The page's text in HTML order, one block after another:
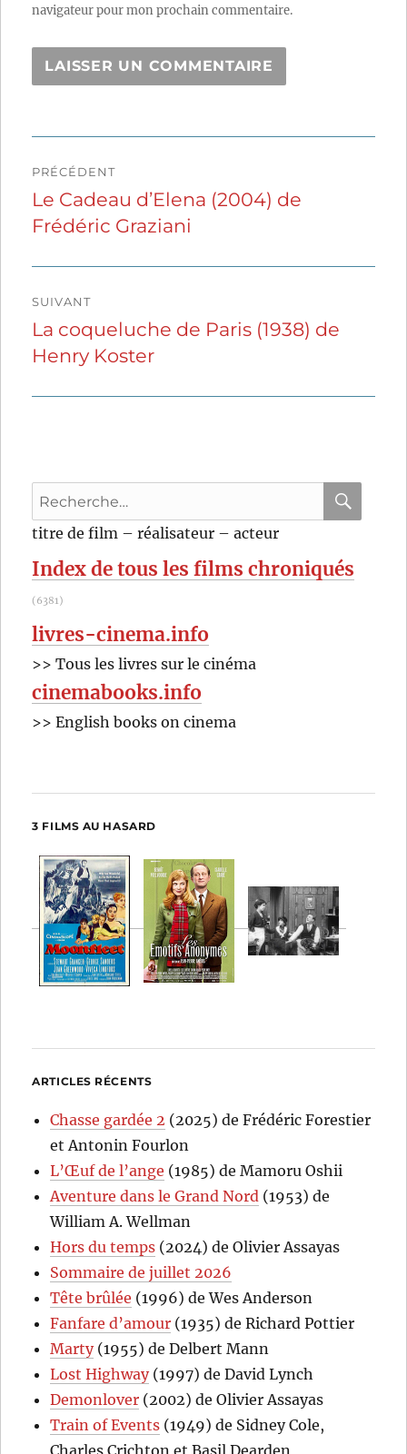
navigateur pour mon prochain commentaire.
de
l’article
PRÉCÉDENT
Publication
précédente :
Le Cadeau d’Elena (2004) de
Frédéric Graziani
SUIVANT
Publication
suivante :
La coqueluche de Paris (1938) de
Henry Koster
Recherche
pour
:
titre de film – réalisateur – acteur
Index de tous les films chroniqués
(6381)
livres-cinema.info
>> Tous les livres sur le cinéma
cinemabooks.info
>> English books on cinema
3 FILMS AU HASARD
ARTICLES RÉCENTS
Chasse gardée 2 (2025) de Frédéric Forestier
et Antonin Fourlon
L’Œuf de l’ange (1985) de Mamoru Oshii
Aventure dans le Grand Nord (1953) de
William A. Wellman
Hors du temps (2024) de Olivier Assayas
Sommaire de juillet 2026
Tête brûlée (1996) de Wes Anderson
Fanfare d’amour (1935) de Richard Pottier
Marty(1955) de Delbert Mann
Lost Highway(1997) de David Lynch
Demonlover (2002) de Olivier Assayas
Train of Events (1949) de Sidney Cole,
Charles Crichton et Basil Dearden